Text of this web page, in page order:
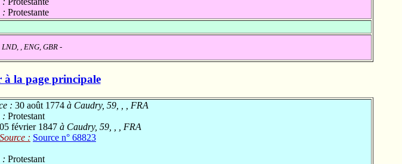
: Protestante
, ENG, GBR -
à la page principale
: 30 août 1774 à Caudry, 59, , , FRA
: Protestant
05 février 1847 à Caudry, 59, , , FRA
Source : Source n° 68823
: Protestant